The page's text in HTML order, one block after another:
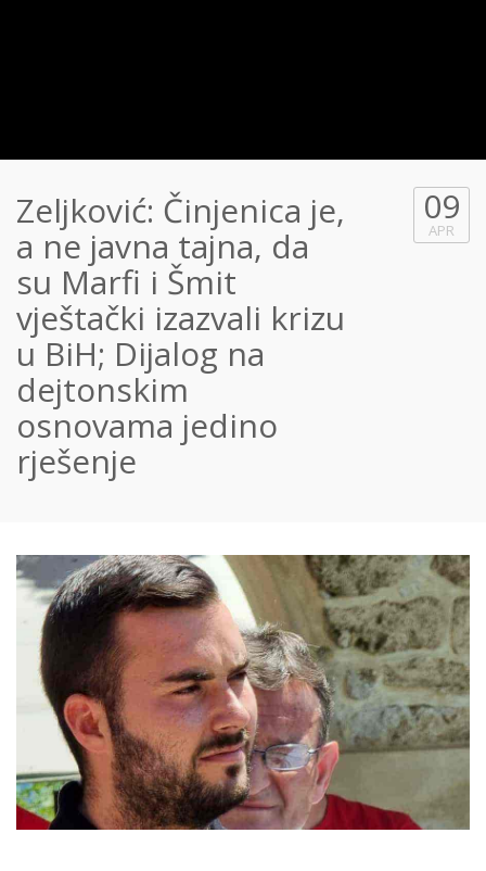
Zeljković: Činjenica je,
a ne javna tajna, da
su Marfi i Šmit
vještački izazvali krizu
u BiH; Dijalog na
dejtonskim
osnovama jedino
rješenje
09
APR